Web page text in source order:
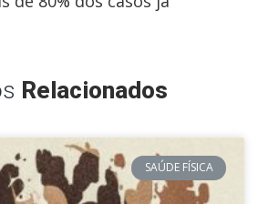
Relacionados
SAÚDE FÍSICA